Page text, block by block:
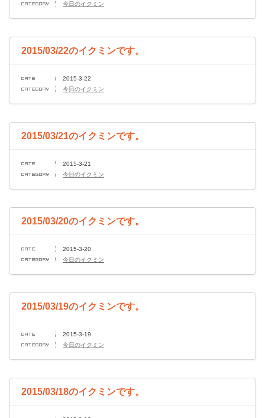
今日のイクミン
2015/03/22のイクミンです。
2015-3-22
今日のイクミン
2015/03/21のイクミンです。
2015-3-21
今日のイクミン
2015/03/20のイクミンです。
2015-3-20
今日のイクミン
2015/03/19のイクミンです。
2015-3-19
今日のイクミン
2015/03/18のイクミンです。